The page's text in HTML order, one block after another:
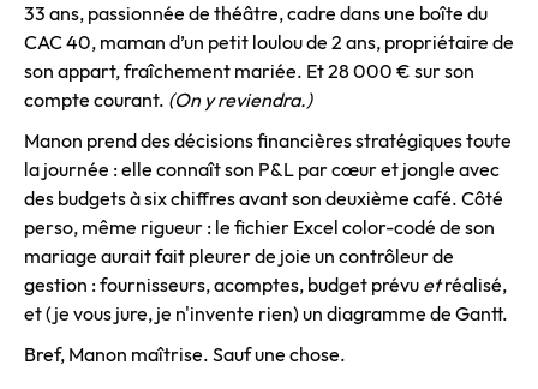
33 ans, passionnée de théâtre, cadre dans une boîte du
CAC 40, maman d’un petit loulou de 2 ans, propriétaire de
son appart, fraîchement mariée. Et 28 000 € sur son
compte courant. (On y reviendra.)
Manon prend des décisions financières stratégiques toute
la journée : elle connaît son P&L par cœur et jongle avec
des budgets à six chiffres avant son deuxième café. Côté
perso, même rigueur : le fichier Excel color-codé de son
mariage aurait fait pleurer de joie un contrôleur de
gestion : fournisseurs, acomptes, budget prévu etréalisé,
et (je vous jure, je n'invente rien) un diagramme de Gantt.
Bref, Manon maîtrise. Sauf une chose.